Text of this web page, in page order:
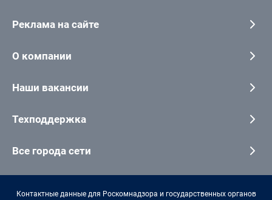
Реклама на сайте
О компании
Наши вакансии
Техподдержка
Все города сети
Контактные данные для Роскомнадзора и государственных органов